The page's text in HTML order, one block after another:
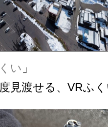
い 」
見渡せる、VRふ